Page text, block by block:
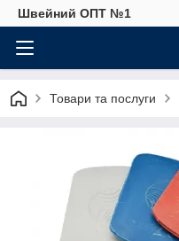
Швейний ОПТ №1
Товари та послуги